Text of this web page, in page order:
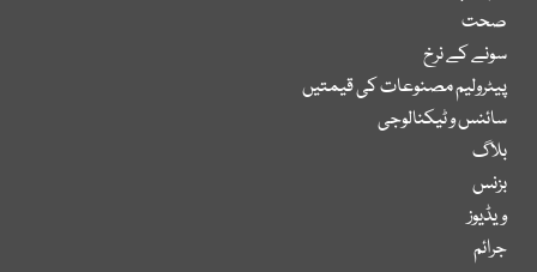
صحت
سونے کے نرخ
پیٹرولیم مصنوعات کی قیمتیں
سائنس و ٹیکنالوجی
بلاگ
بزنس
ویڈیوز
جرائم